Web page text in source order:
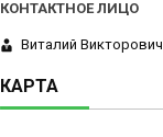
Виталий Викторович
КАРТА